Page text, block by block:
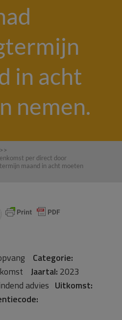
in acht
nemen.
>>
per direct door
maand in acht moeten
Categorie:
Jaartal: 2023
advies Uitkomst: